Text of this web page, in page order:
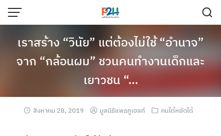
เราสร้าง “วินัย” แต่ต้องไม่ใช้ “อำนาจ”
จาก “กล้อนผม” ชวนคนทำงานเด็กและ
เยาวชน “…
สิงหาคม 28, 2019 มูลนิธิแพธทูเฮลท์ คนใต้หยัดได้